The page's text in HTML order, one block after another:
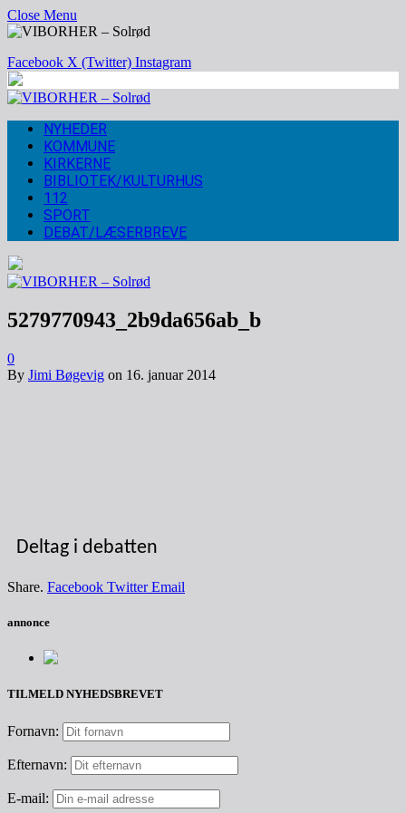
Close Menu
Facebook X (Twitter) Instagram
NYHEDER
KOMMUNE
KIRKERNE
BIBLIOTEK/KULTURHUS
112
SPORT
DEBAT/LÆSERBREVE
5279770943_2b9da656ab_b
0
By Jimi Bøgevig on 16. januar 2014
Deltag i debatten
Share. Facebook Twitter Email
annonce
TILMELD NYHEDSBREVET
Fornavn:
Efternavn:
E-mail: